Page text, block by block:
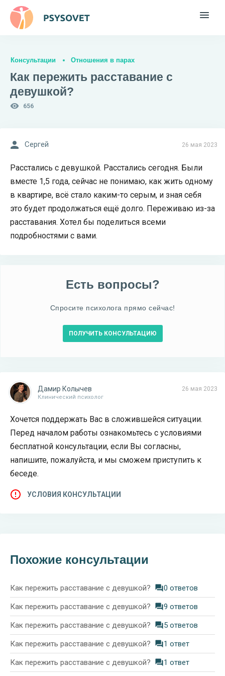
Консультации Отношения в парах
Как пережить расставание с
девушкой?
656
26 мая 2023
Сергей
Расстались с девушкой. Расстались сегодня. Были
вместе 1,5 года, сейчас не понимаю, как жить одному
в квартире, всё стало каким-то серым, и зная себя
это будет продолжаться ещё долго. Переживаю из-за
расставания. Хотел бы поделиться всеми
подробностями с вами.
Есть вопросы?
Спросите психолога прямо сейчас!
ПОЛУЧИТЬ КОНСУЛЬТАЦИЮ
26 мая 2023
Дамир Колычев
Клинический психолог
Хочется поддержать Вас в сложившейся ситуации.
Перед началом работы ознакомьтесь с условиями
бесплатной консультации, если Вы согласны,
напишите, пожалуйста, и мы сможем приступить к
беседе.
УСЛОВИЯ КОНСУЛЬТАЦИИ
Похожие консультации
Как пережить расставание с девушкой? 0 ответов
Как пережить расставание с девушкой? 9 ответов
Как пережить расставание с девушкой? 5 ответов
Как пережить расставание с девушкой? 1 ответ
Как пережить расставание с девушкой? 1 ответ